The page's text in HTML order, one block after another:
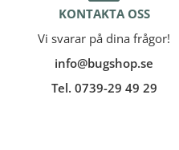
KONTAKTA OSS
Vi svarar på dina frågor!
info@bugshop.se
Tel. 0739-29 49 29